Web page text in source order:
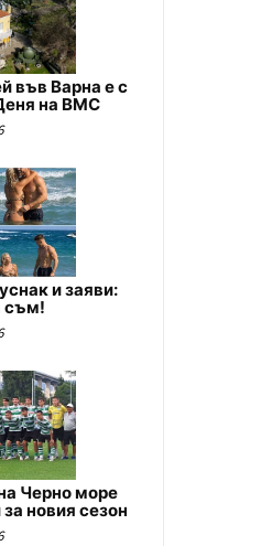
във Варна е с
на ВМС
и заяви:
съм!
Черно море
новия сезон